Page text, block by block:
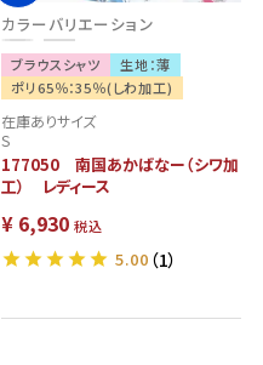
カラーバリエーション
ブラウスシャツ
生地：薄
ポリ65％：35％(しわ加工)
在庫ありサイズ
S
177050 南国あかばなー（シワ加
工） レディース
¥ 6,930 税込
5.00 （1）